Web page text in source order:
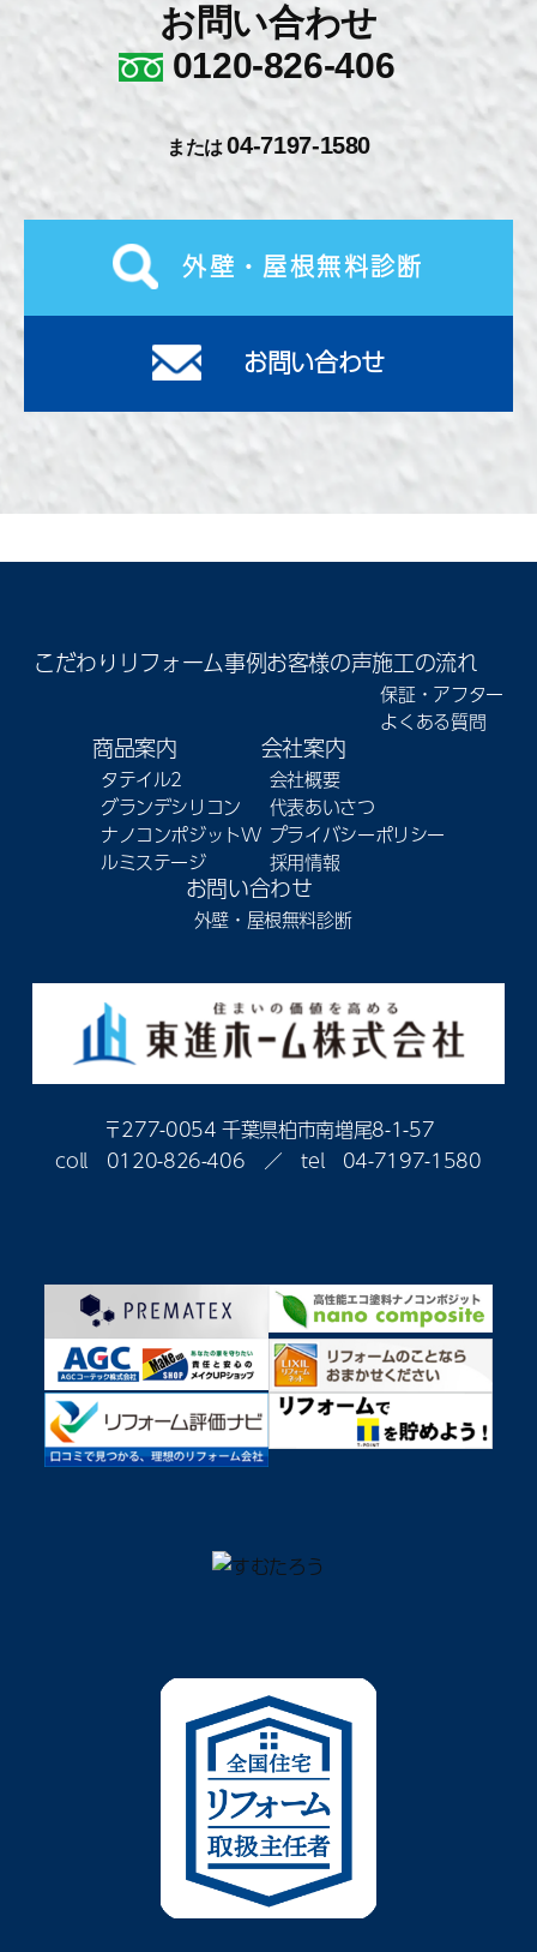
お問い合わせ
0120-826-406
または04-7197-1580
外壁・屋根無料診断
お問い合わせ
こだわり リフォーム事例お客様の声施工の流れ
保証・アフター
よくある質問
商品案内
タテイル2
グランデシリコン
ナノコンポジットW
ルミステージ
会社案内
会社概要
代表あいさつ
プライバシーポリシー
採用情報
お問い合わせ
外壁・屋根無料診断
〒277-0054 千葉県柏市南増尾8-1-57
coll 0120-826-406 ／ tel 04-7197-1580